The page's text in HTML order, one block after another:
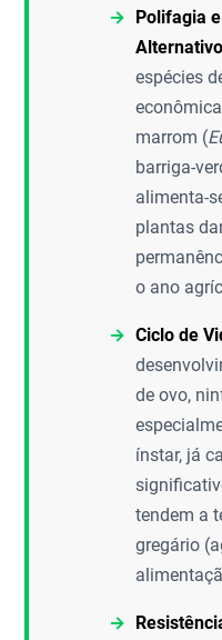
Polifagia
espécies
marrom (
barriga-
alimenta-
plantas
o ano
Ciclo de
de ovo,
ínstar, já
tendem a
gregário